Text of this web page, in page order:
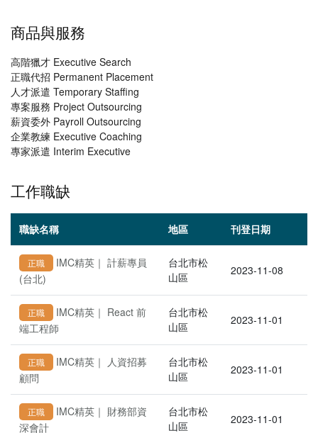
商品與服務
高階獵才 Executive Search
正職代招 Permanent Placement
人才派遣 Temporary Staffing
專案服務 Project Outsourcing
薪資委外 Payroll Outsourcing
企業教練 Executive Coaching
專家派遣 Interim Executive
工作職缺
職缺名稱 地區 刊登日期
正職
IMC精英｜ 計薪專員
(台北)
台北市松
山區
2023-11-08
正職
IMC精英｜ React 前
端工程師
台北市松
山區
2023-11-01
正職
IMC精英｜ 人資招募
顧問
台北市松
山區
2023-11-01
正職
IMC精英｜ 財務部資
深會計
台北市松
山區
2023-11-01